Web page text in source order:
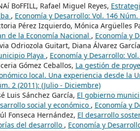
BoFFILL, Rafael Miguel Reyes,
, Economía y Desarrollo: Vol. 146
Pérez Izquierdo, Mónica Argüelles
de la Economía Nacional , Economía y
Odriozola Guitart, Diana Álvarez
Playa , Economía y Desarrollo:
Gómez Ceballos, La gestión de
local. Una experiencia desde la
2 (2011): (Julio - Diciembre)
Luis Sánchez García, El gobierno
social y económico , Economía y
Fonseca Hernández, El desarrollo
del desarrollo , Economía y